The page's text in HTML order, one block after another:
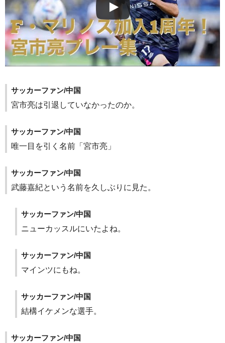
サッカーファン/中国
宮市亮は引退していなかったのか。
サッカーファン/中国
唯一目を引く名前「宮市亮」
サッカーファン/中国
武藤嘉紀という名前を久しぶりに見た。
サッカーファン/中国
ニューカッスルにいたよね。
サッカーファン/中国
マインツにもね。
サッカーファン/中国
結構イケメンな選手。
サッカーファン/中国